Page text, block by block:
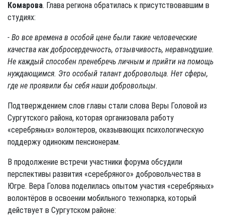
Комарова. Глава региона обратилась к присутствовавшим в
студиях:
- Во все времена в особой цене были такие человеческие
качества как добросердечность, отзывчивость, неравнодушие.
Не каждый способен пренебречь личным и прийти на помощь
нуждающимся. Это особый талант добровольца. Нет сферы,
где не проявили бы себя наши добровольцы.
Подтверждением слов главы стали слова Веры Головой из
Сургутского района, которая организовала работу
«серебряных» волонтеров, оказывающих психологическую
поддержу одиноким пенсионерам.
В продолжение встречи участники форума обсудили
перспективы развития «серебряного» добровольчества в
Югре. Вера Голова поделилась опытом участия «серебряных»
волонтёров в освоении мобильного технопарка, который
действует в Сургутском районе: